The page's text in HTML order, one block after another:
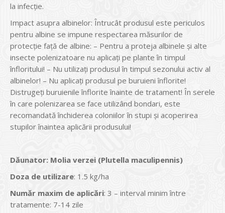
la infecție.
Impact asupra albinelor: Întrucât produsul este periculos
pentru albine se impune respectarea măsurilor de
protecţie faţă de albine: – Pentru a proteja albinele şi alte
insecte polenizatoare nu aplicaţi pe plante în timpul
înfloritului! – Nu utilizaţi produsul în timpul sezonului activ al
albinelor! – Nu aplicaţi produsul pe buruieni înflorite!
Distrugeţi buruienile înflorite înainte de tratament! În serele
în care polenizarea se face utilizând bondari, este
recomandată închiderea coloniilor în stupi şi acoperirea
stupilor înaintea aplicării produsului!
Dăunator: Molia verzei (Plutella maculipennis)
Doza de utilizare: 1.5 kg/ha
Număr maxim de aplicări: 3 – interval minim între
tratamente: 7-14 zile